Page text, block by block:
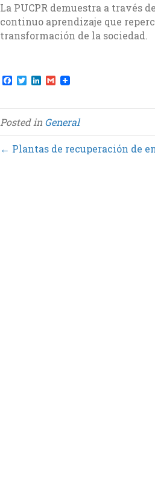
La PUCPR demuestra a través
continuo aprendizaje que
transformación de la sociedad.
F
a
e
b
o
o
k
T
w
t
t
e
r
L
k
e
d
I
n
G
m
i
l
Posted inGeneral
← Plantas de recuperación de